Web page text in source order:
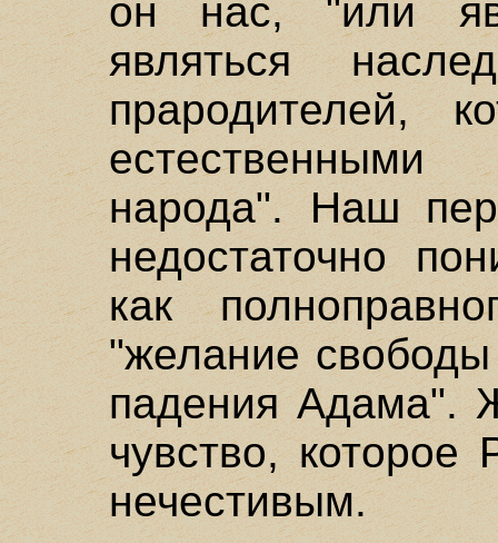
он нас, "или
являться
прародителей,
народа". Наш
недостаточно
как
"желание
падения Адама".
чувство, которое
нечестивым.